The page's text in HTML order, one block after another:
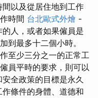
以及從居住地到工作
時間 台北歐式外燴 -
人，或者如果僱員是
到最多十二個小時。
至少三分之一的正常工
員平時的要求，則可以
全政策的目標是永久
條件的身體、道德和